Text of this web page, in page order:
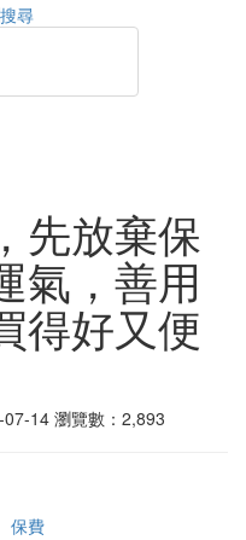
先放棄保
氣，善用
得好又便
14瀏覽數：2,893
保費